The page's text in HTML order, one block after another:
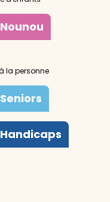
Nounou
Seniors
Handicaps